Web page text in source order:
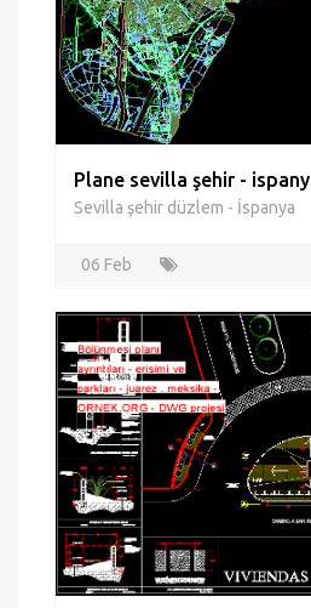
Plane sevilla şehir - ispanya